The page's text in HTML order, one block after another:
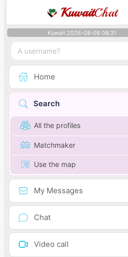
KuwaitChat
Kuwait 2026-08-08 08:31
Home
Search
All the profiles
Matchmaker
Use the map
My Messages
Chat
Video call